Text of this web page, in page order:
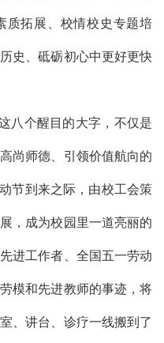
质拓展、校情校史专题培
史、砥砺初心中更好更快
八个醒目的大字，不仅是
尚师德、引领价值航向的
节到来之际，由校工会策
，成为校园里一道亮丽的
进工作者 全国五一劳动
模和先进教师的事迹 ，将
、讲台、诊疗一线搬到了